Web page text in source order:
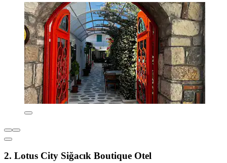
2. Lotus City Siğacık Boutique Otel